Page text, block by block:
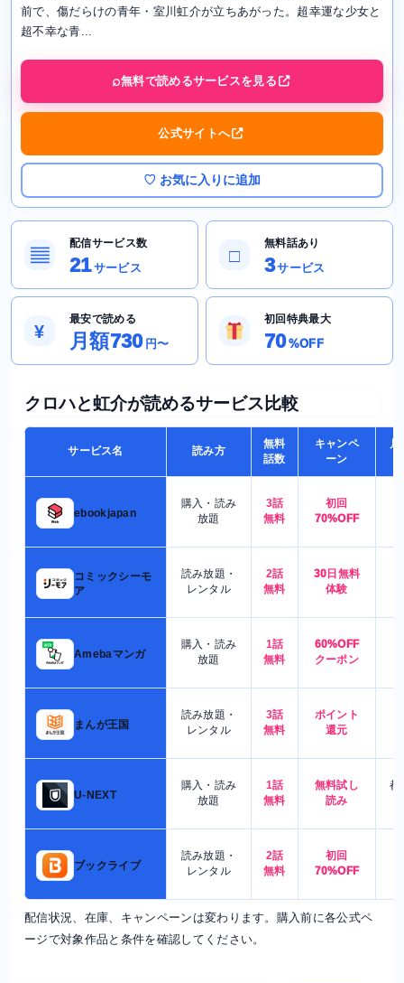
前で、傷だらけの青年・室川虹介が立ちあがった。超幸運な少女と
超不幸な青...
無料で読めるサービスを見る
公式サイトへ
♡ お気に入りに追加
▤
配信サービス数
21サービス
□
無料話あり
3サービス
¥
最安で読める
月額730 円〜
初回特典最大
70%OFF
クロハと虹介が読めるサービス比較
サービス名 読み方
無料
話数
キャンペ
ーン
月
ebookjapan
購入・読み
放題
3話
無料
初回
70%OFF
コミックシーモ
ア
読み放題・
レンタル
2話
無料
30日無料
体験
Amebaマンガ
購入・読み
放題
1話
無料
60%OFF
クーポン
まんが王国
読み放題・
レンタル
3話
無料
ポイント
還元
U-NEXT
購入・読み
放題
1話
無料
無料試し
読み
都
ブックライブ
読み放題・
レンタル
2話
無料
初回
70%OFF
配信状況、在庫、キャンペーンは変わります。購入前に各公式ペ
ージで対象作品と条件を確認してください。